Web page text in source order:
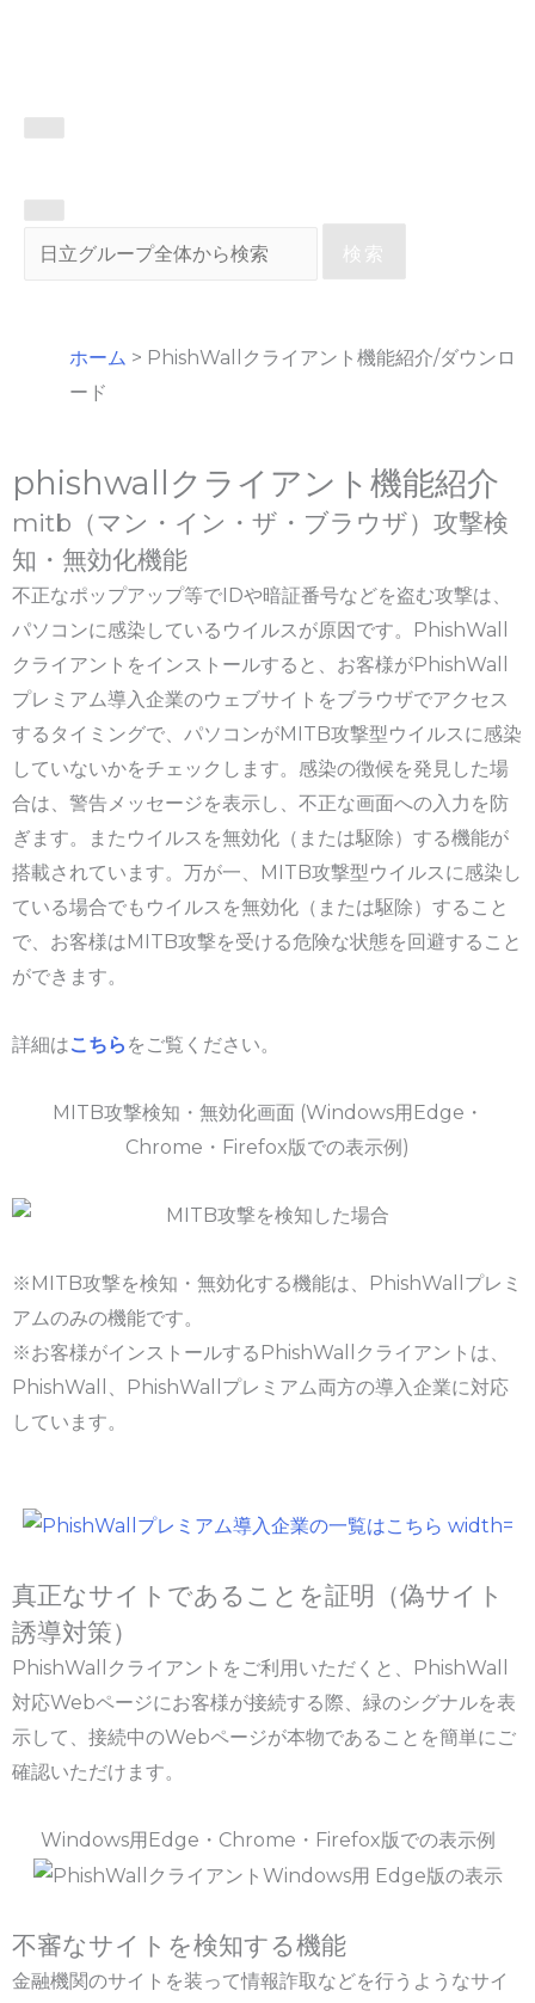
検索
ホーム > PhishWallクライアント機能紹介/ダウンロ
ード
phishwallクライアント機能紹介
mitb（マン・イン・ザ・ブラウザ）攻撃検
知・無効化機能
不正なポップアップ等でIDや暗証番号などを盗む攻撃は、
パソコンに感染しているウイルスが原因です。PhishWall
クライアントをインストールすると、お客様がPhishWall
プレミアム導入企業のウェブサイトをブラウザでアクセス
するタイミングで、パソコンがMITB攻撃型ウイルスに感染
していないかをチェックします。感染の徴候を発見した場
合は、警告メッセージを表示し、不正な画面への入力を防
ぎます。またウイルスを無効化（または駆除）する機能が
搭載されています。万が一、MITB攻撃型ウイルスに感染し
ている場合でもウイルスを無効化（または駆除）すること
で、お客様はMITB攻撃を受ける危険な状態を回避すること
ができます。
詳細はこちら をご覧ください。
MITB攻撃検知・無効化画面 (Windows用Edge・
Chrome・Firefox版での表示例)
※MITB攻撃を検知・無効化する機能は、PhishWallプレミ
アムのみの機能です。
※お客様がインストールするPhishWallクライアントは、
PhishWall、PhishWallプレミアム両方の導入企業に対応
しています。
真正なサイトであることを証明（偽サイト
誘導対策）
PhishWallクライアントをご利用いただくと、PhishWall
対応Webページにお客様が接続する際、緑のシグナルを表
示して、接続中のWebページが本物であることを簡単にご
確認いただけます。
Windows用Edge・Chrome・Firefox版での表示例
不審なサイトを検知する機能
金融機関のサイトを装って情報詐取などを行うようなサイ